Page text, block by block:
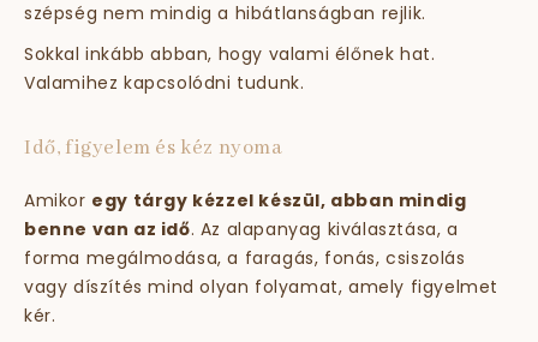
szépség nem mindig a hibátlanságban rejlik.
Sokkal inkább abban, hogy valami élőnek hat.
Valamihez kapcsolódni tudunk.
Idő, figyelem és kéz nyoma
Amikor egy tárgy kézzel készül, abban mindig
benne van az idő. Az alapanyag kiválasztása, a
forma megálmodása, a faragás, fonás, csiszolás
vagy díszítés mind olyan folyamat, amely figyelmet
kér.